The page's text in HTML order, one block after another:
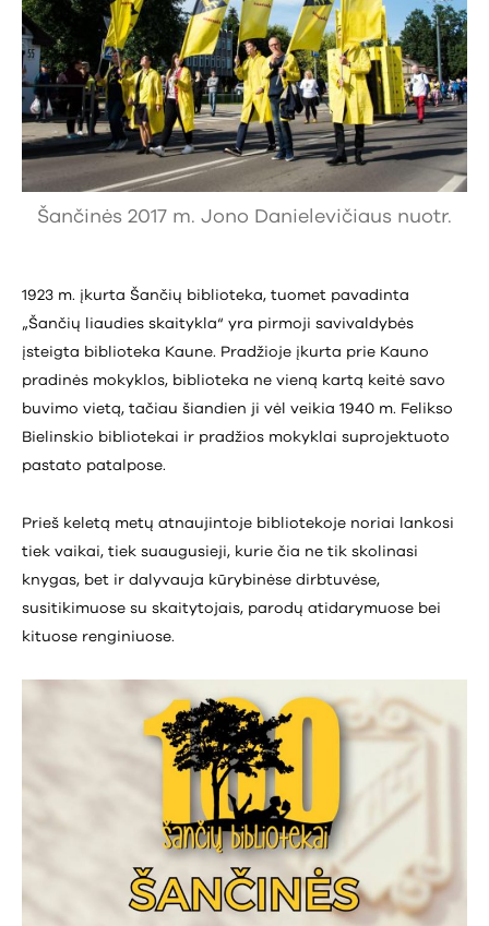
Šančinės 2017 m. Jono Danielevičiaus nuotr.
1923 m. įkurta Šančių biblioteka, tuomet pavadinta
„Šančių liaudies skaitykla“ yra pirmoji savivaldybės
įsteigta biblioteka Kaune. Pradžioje įkurta prie Kauno
pradinės mokyklos, biblioteka ne vieną kartą keitė savo
buvimo vietą, tačiau šiandien ji vėl veikia 1940 m. Felikso
Bielinskio bibliotekai ir pradžios mokyklai suprojektuoto
pastato patalpose.
Prieš keletą metų atnaujintoje bibliotekoje noriai lankosi
tiek vaikai, tiek suaugusieji, kurie čia ne tik skolinasi
knygas, bet ir dalyvauja kūrybinėse dirbtuvėse,
susitikimuose su skaitytojais, parodų atidarymuose bei
kituose renginiuose.